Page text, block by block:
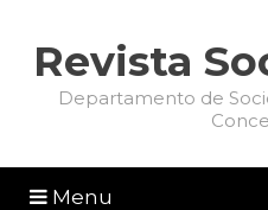
Revista
Departamento de
Menu